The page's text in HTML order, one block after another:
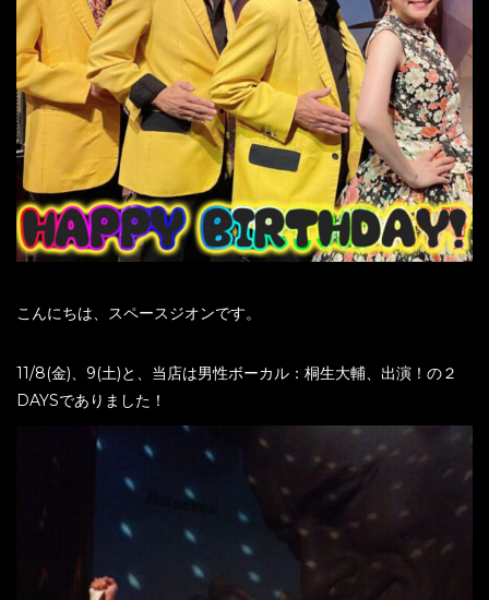
こんにちは、スペースジオンです。
11/8(金)、9(土)と、当店は男性ボーカル：桐生大輔、出演！の２
DAYSでありました！